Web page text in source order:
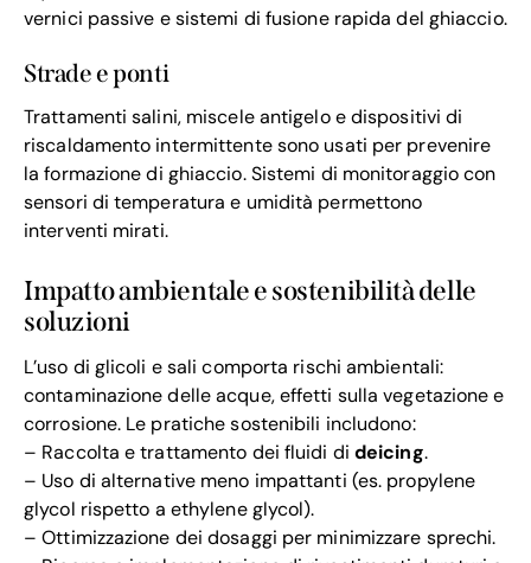
vernici passive e sistemi di fusione rapida del ghiaccio.
Strade e ponti
Trattamenti salini, miscele antigelo e dispositivi di
riscaldamento intermittente sono usati per prevenire
la formazione di ghiaccio. Sistemi di monitoraggio con
sensori di temperatura e umidità permettono
interventi mirati.
Impatto ambientale e sostenibilità delle
soluzioni
L’uso di glicoli e sali comporta rischi ambientali:
contaminazione delle acque, effetti sulla vegetazione e
corrosione. Le pratiche sostenibili includono:
– Raccolta e trattamento dei fluidi di deicing.
– Uso di alternative meno impattanti (es. propylene
glycol rispetto a ethylene glycol).
– Ottimizzazione dei dosaggi per minimizzare sprechi.